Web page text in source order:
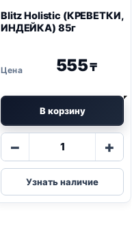
BlitzHolistic (КРЕВЕТКИ,
ИНДЕЙКА) 85г
555₸
В корзину
−
Количество
Blitz
Holistic
(КРЕВЕТКИ,
+
Узнать наличие